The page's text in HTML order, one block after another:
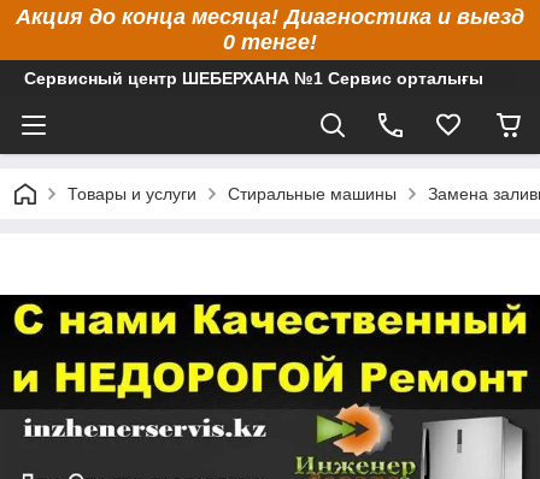
Акция до конца месяца! Диагностика и выезд
0 тенге!
Сервисный центр ШЕБЕРХАНА №1 Сервис орталығы
Товары и услуги Стиральные машины Замена